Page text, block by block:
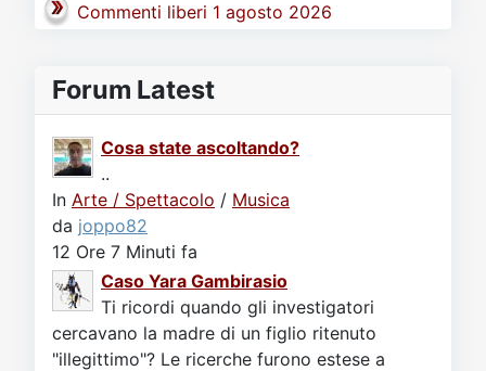
Commenti liberi 1 agosto 2026
Forum Latest
Cosa state ascoltando?
..
In Arte / Spettacolo / Musica
da joppo82
12 Ore 7 Minuti fa
Caso Yara Gambirasio
Ti ricordi quando gli investigatori
cercavano la madre di un figlio ritenuto
"illegittimo"? Le ricerche furono estese a